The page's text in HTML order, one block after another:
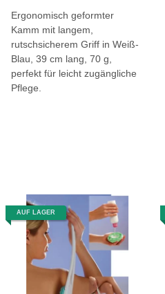
Ergonomisch geformter
Kamm mit langem,
rutschsicherem Griff in Weiß-
Blau, 39 cm lang, 70 g,
perfekt für leicht zugängliche
Pflege.
AUF LAGER